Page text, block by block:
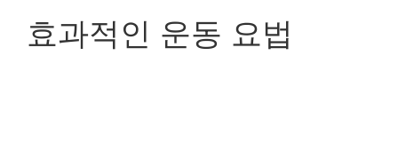
효과적인 운동 요법